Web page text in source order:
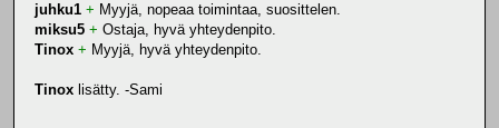
juhku1 + Myyjä, nopeaa toimintaa, suosittelen.
miksu5 + Ostaja, hyvä yhteydenpito.
Tinox + Myyjä, hyvä yhteydenpito.
Tinox lisätty. -Sami